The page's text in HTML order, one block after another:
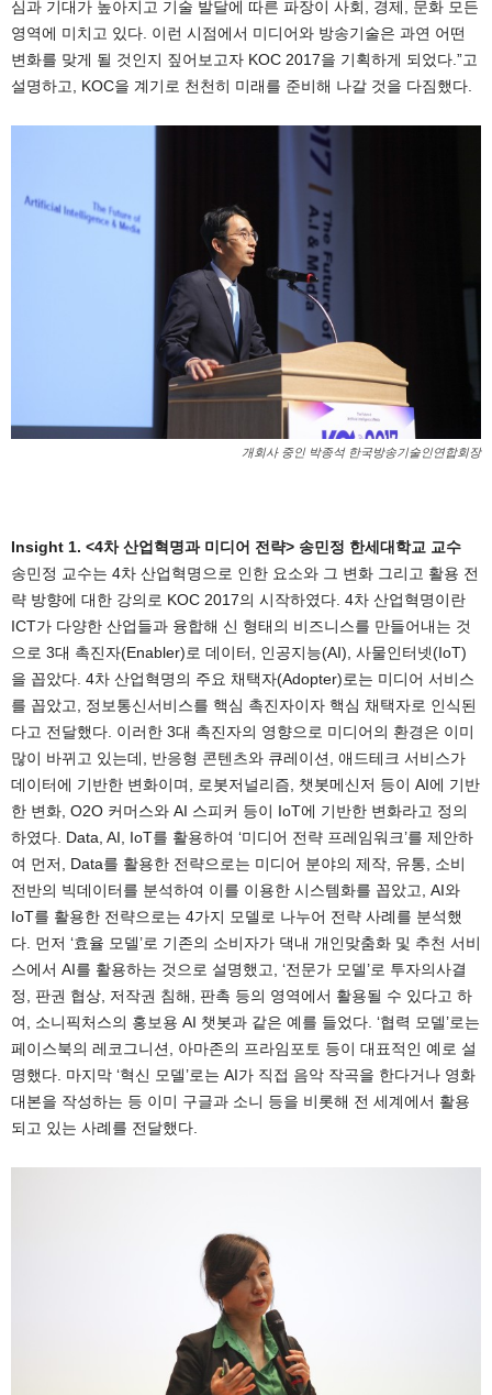
심과 기대가 높아지고 기술 발달에 따른 파장이 사회, 경제, 문화 모든
영역에 미치고 있다. 이런 시점에서 미디어와 방송기술은 과연 어떤
변화를 맞게 될 것인지 짚어보고자 KOC 2017을 기획하게 되었다.”고
설명하고, KOC을 계기로 천천히 미래를 준비해 나갈 것을 다짐했다.
개회사 중인 박종석 한국방송기술인연합회장
Insight 1. <4차 산업혁명과 미디어 전략> 송민정 한세대학교 교수
송민정 교수는 4차 산업혁명으로 인한 요소와 그 변화 그리고 활용 전
략 방향에 대한 강의로 KOC 2017의 시작하였다. 4차 산업혁명이란
ICT가 다양한 산업들과 융합해 신 형태의 비즈니스를 만들어내는 것
으로 3대 촉진자(Enabler)로 데이터, 인공지능(AI), 사물인터넷(IoT)
을 꼽았다. 4차 산업혁명의 주요 채택자(Adopter)로는 미디어 서비스
를 꼽았고, 정보통신서비스를 핵심 촉진자이자 핵심 채택자로 인식된
다고 전달했다. 이러한 3대 촉진자의 영향으로 미디어의 환경은 이미
많이 바뀌고 있는데, 반응형 콘텐츠와 큐레이션, 애드테크 서비스가
데이터에 기반한 변화이며, 로봇저널리즘, 챗봇메신저 등이 AI에 기반
한 변화, O2O 커머스와 AI 스피커 등이 IoT에 기반한 변화라고 정의
하였다. Data, AI, IoT를 활용하여 ‘미디어 전략 프레임워크’를 제안하
여 먼저, Data를 활용한 전략으로는 미디어 분야의 제작, 유통, 소비
전반의 빅데이터를 분석하여 이를 이용한 시스템화를 꼽았고, AI와
IoT를 활용한 전략으로는 4가지 모델로 나누어 전략 사례를 분석했
다. 먼저 ‘효율 모델’로 기존의 소비자가 댁내 개인맞춤화 및 추천 서비
스에서 AI를 활용하는 것으로 설명했고, ‘전문가 모델’로 투자의사결
정, 판권 협상, 저작권 침해, 판촉 등의 영역에서 활용될 수 있다고 하
여, 소니픽처스의 홍보용 AI 챗봇과 같은 예를 들었다. ‘협력 모델’로는
페이스북의 레코그니션, 아마존의 프라임포토 등이 대표적인 예로 설
명했다. 마지막 ‘혁신 모델’로는 AI가 직접 음악 작곡을 한다거나 영화
대본을 작성하는 등 이미 구글과 소니 등을 비롯해 전 세계에서 활용
되고 있는 사례를 전달했다.